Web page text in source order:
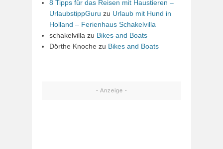
8 Tipps für das Reisen mit Haustieren –
UrlaubstippGuru zu Urlaub mit Hund in
Holland – Ferienhaus Schakelvilla
schakelvilla zu Bikes and Boats
Dörthe Knoche zu Bikes and Boats
- Anzeige -